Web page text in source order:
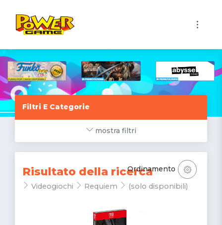
Filtri E Categorie
mostra filtri
Risultato della ricerca
Videogiochi Requiem (solo disponibili)
Ordinamento